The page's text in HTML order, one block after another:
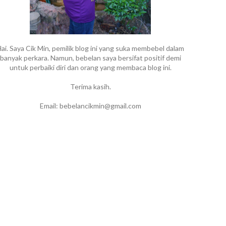
Saya Cik Min, pemilik blog ini yang suka membebel dalam
banyak perkara. Namun, bebelan saya bersifat positif demi
untuk perbaiki diri dan orang yang membaca blog ini.
Terima kasih.
Email: bebelancikmin@gmail.com